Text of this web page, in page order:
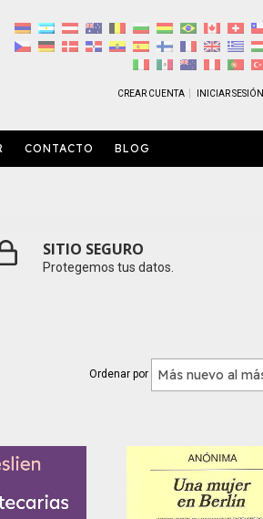
CREAR CUENTA INICIAR SESIÓN
CONTACTO BLOG
SITIO SEGURO
Protegemos tus datos.
Ordenar por